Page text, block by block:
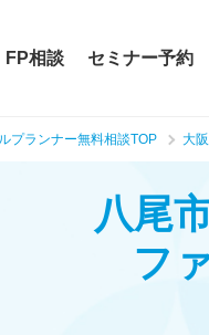
FP相談 セミナー予約
プランナー無料相談TOP 大
八尾
フ